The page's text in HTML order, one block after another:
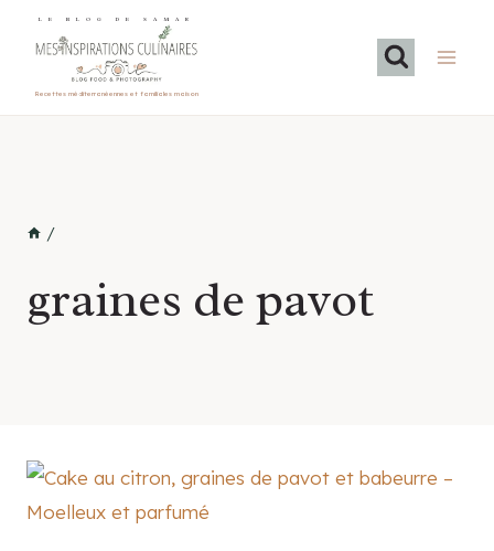
LE BLOG DE SAMAR
Recettes méditerranéennes et familiales maison
/
graines de pavot